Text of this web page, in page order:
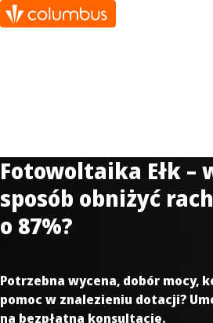
Fotowoltaika Ełk –
sposób obniżyć
o 87%?
Potrzebna wycena, dobór mocy,
pomoc w znalezieniu dotacji?
na bezpłatną konsultację.